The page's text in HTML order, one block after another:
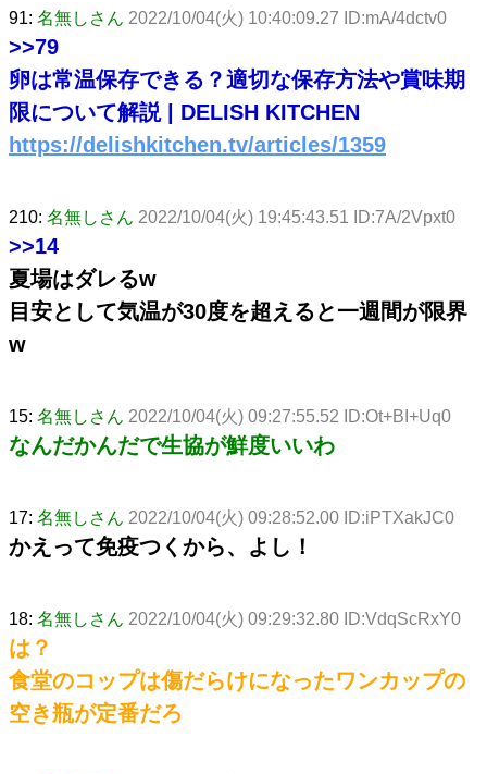
91: 名無しさん 2022/10/04(火) 10:40:09.27 ID:mA/4dctv0
>>79
卵は常温保存できる？適切な保存方法や賞味期
限について解説 | DELISH KITCHEN
https://delishkitchen.tv/articles/1359
210: 名無しさん 2022/10/04(火) 19:45:43.51 ID:7A/2Vpxt0
>>14
夏場はダレるw
目安として気温が30度を超えると一週間が限界
w
15: 名無しさん 2022/10/04(火) 09:27:55.52 ID:Ot+BI+Uq0
なんだかんだで生協が鮮度いいわ
17: 名無しさん 2022/10/04(火) 09:28:52.00 ID:iPTXakJC0
かえって免疫つくから、よし！
18: 名無しさん 2022/10/04(火) 09:29:32.80 ID:VdqScRxY0
は？
食堂のコップは傷だらけになったワンカップの
空き瓶が定番だろ